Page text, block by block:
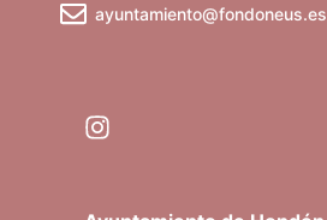
ayuntamiento@fondoneus.es